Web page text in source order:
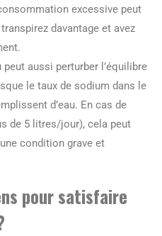
excessive peut
davantage et avez
peut aussi perturber l’équilibre
le taux de sodium dans le
d’eau. En cas de
de 5 litres/jour), cela peut
condition grave et
pour satisfaire